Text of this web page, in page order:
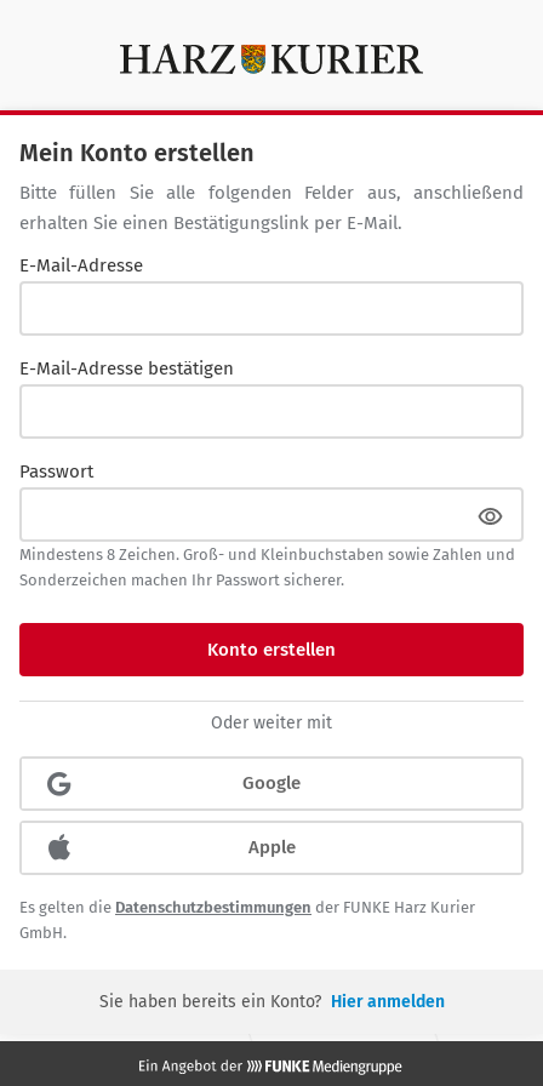
Mein Konto erstellen
Bitte füllen Sie alle folgenden Felder aus, anschließend
erhalten Sie einen Bestätigungslink per E-Mail.
E-Mail-Adresse
E-Mail-Adresse bestätigen
Passwort
Mindestens 8 Zeichen. Groß- und Kleinbuchstaben sowie Zahlen und
Sonderzeichen machen Ihr Passwort sicherer.
Konto erstellen
Oder weiter mit
Google
Apple
Es gelten die Datenschutzbestimmungen der FUNKE Harz Kurier
GmbH.
Sie haben bereits ein Konto? Hier anmelden